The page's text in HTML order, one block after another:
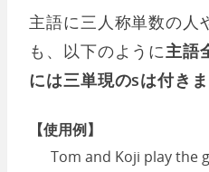
主語に三人称単数の人
も、以下のように主語
には三単現のsは付きま
【使用例】
Tom and Koji play the